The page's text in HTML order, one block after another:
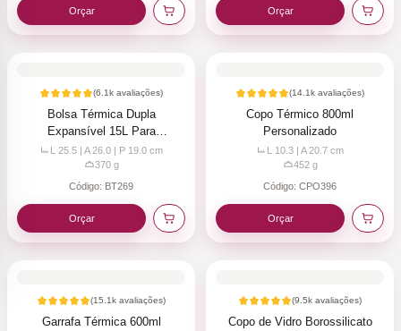
Orçar Orçar
(6.1k avaliações)
Bolsa Térmica Dupla
Expansível 15L Para
Personalizar
L 25.5 | A 26.0 | P 19.0 cm
370g
Código: BT269
Orçar
(14.1k avaliações)
Copo Térmico 800ml
Personalizado
L 10.3 | A 20.7 cm
452g
Código: CPO396
Orçar
(15.1k avaliações)
Garrafa Térmica 600ml
(9.5k avaliações)
Copo de Vidro Borossilicato